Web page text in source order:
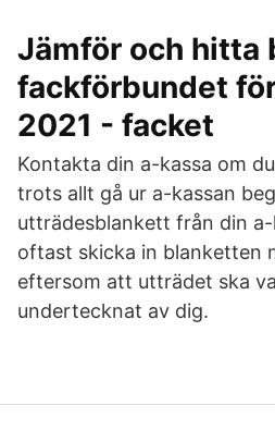
Jämför och hitta
fackförbundet
2021 - facket
Kontakta din a-kassa om
trots allt gå ur a-kassan
utträdesblankett från din a-
oftast skicka in blanketten
eftersom att utträdet ska
undertecknat av dig.